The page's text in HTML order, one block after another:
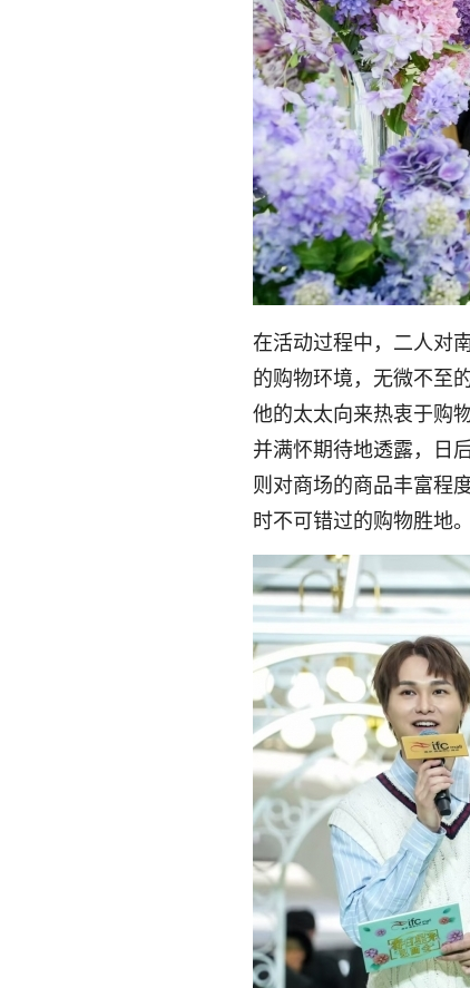
在活动过程中，二人对
的购物环境，无微不至
他的太太向来热衷于购
并满怀期待地透露，日
则对商场的商品丰富程
时不可错过的购物胜地。